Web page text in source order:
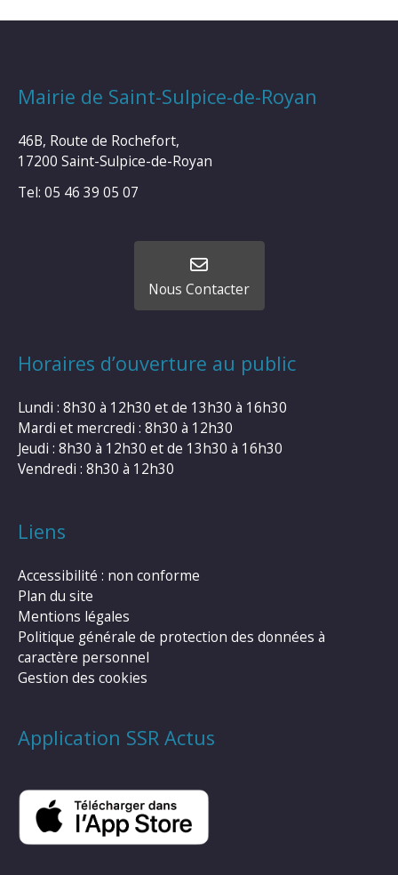
Mairie de Saint-Sulpice-de-Royan
46B, Route de Rochefort,
17200 Saint-Sulpice-de-Royan
Tel: 05 46 39 05 07
Nous Contacter
Horaires d’ouverture au public
Lundi : 8h30 à 12h30 et de 13h30 à 16h30
Mardi et mercredi : 8h30 à 12h30
Jeudi : 8h30 à 12h30 et de 13h30 à 16h30
Vendredi : 8h30 à 12h30
Liens
Accessibilité : non conforme
Plan du site
Mentions légales
Politique générale de protection des données à
caractère personnel
Gestion des cookies
Application SSR Actus